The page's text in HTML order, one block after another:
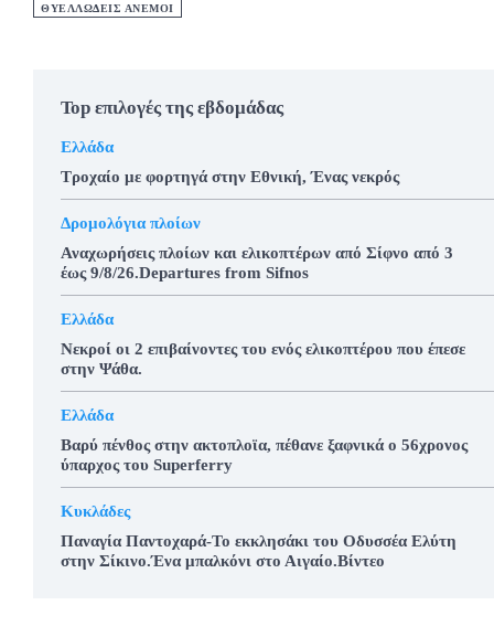
ΘΥΕΛΛΩΔΕΙΣ ΑΝΕΜΟΙ
Top επιλογές της εβδομάδας
Ελλάδα
Τροχαίο με φορτηγά στην Εθνική, Ένας νεκρός
Δρομολόγια πλοίων
Αναχωρήσεις πλοίων και ελικοπτέρων από Σίφνο από 3
έως 9/8/26.Departures from Sifnos
Ελλάδα
Νεκροί οι 2 επιβαίνοντες του ενός ελικοπτέρου που έπεσε
στην Ψάθα.
Ελλάδα
Βαρύ πένθος στην ακτοπλοϊα, πέθανε ξαφνικά ο 56χρονος
ύπαρχος του Superferry
Κυκλάδες
Παναγία Παντοχαρά-Το εκκλησάκι του Οδυσσέα Ελύτη
στην Σίκινο.Ένα μπαλκόνι στο Αιγαίο.Βίντεο